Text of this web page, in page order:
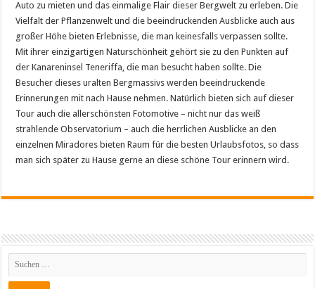
Auto zu mieten und das einmalige Flair dieser Bergwelt zu erleben. Die
Vielfalt der Pflanzenwelt und die beeindruckenden Ausblicke auch aus
großer Höhe bieten Erlebnisse, die man keinesfalls verpassen sollte.
Mit ihrer einzigartigen Naturschönheit gehört sie zu den Punkten auf
der Kanareninsel Teneriffa, die man besucht haben sollte. Die
Besucher dieses uralten Bergmassivs werden beeindruckende
Erinnerungen mit nach Hause nehmen. Natürlich bieten sich auf dieser
Tour auch die allerschönsten Fotomotive – nicht nur das weiß
strahlende Observatorium – auch die herrlichen Ausblicke an den
einzelnen Miradores bieten Raum für die besten Urlaubsfotos, so dass
man sich später zu Hause gerne an diese schöne Tour erinnern wird.